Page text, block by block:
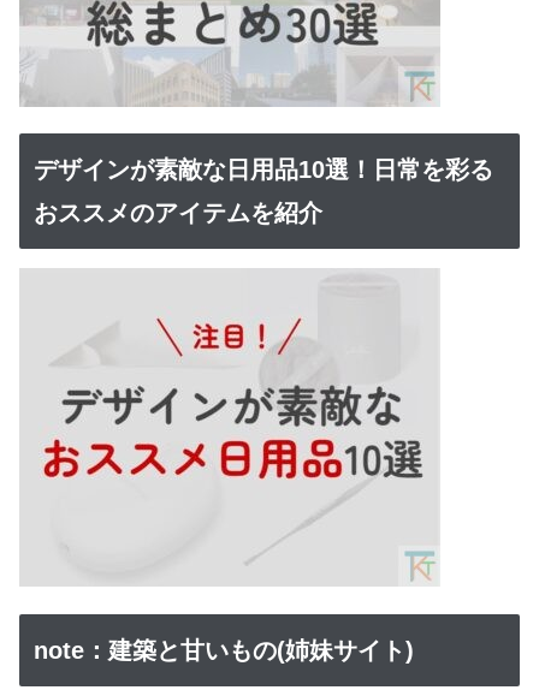
デザインが素敵な日用品10選！日常を彩る
おススメのアイテムを紹介
note：建築と甘いもの(姉妹サイト)